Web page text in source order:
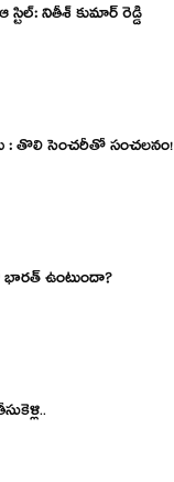
నితీశ్‌ కుమార్‌ రెడ్డి
: తొలి సెంచరీతో సంచలనం!
భారత్ ఉంటుందా?